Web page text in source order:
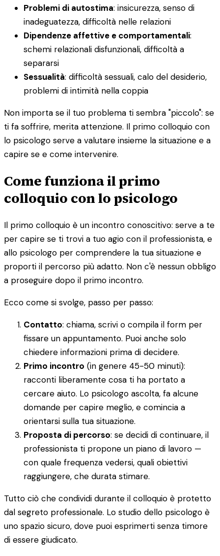
Problemi di autostima: insicurezza, senso di
inadeguatezza, difficoltà nelle relazioni
Dipendenze affettive e comportamentali:
schemi relazionali disfunzionali, difficoltà a
separarsi
Sessualità: difficoltà sessuali, calo del desiderio,
problemi di intimità nella coppia
Non importa se il tuo problema ti sembra "piccolo": se
ti fa soffrire, merita attenzione. Il primo colloquio con
lo psicologo serve a valutare insieme la situazione e a
capire se e come intervenire.
Come funziona il primo
colloquio con lo psicologo
Il primo colloquio è un incontro conoscitivo: serve a te
per capire se ti trovi a tuo agio con il professionista, e
allo psicologo per comprendere la tua situazione e
proporti il percorso più adatto. Non c'è nessun obbligo
a proseguire dopo il primo incontro.
Ecco come si svolge, passo per passo:
Contatto: chiama, scrivi o compila il form per
fissare un appuntamento. Puoi anche solo
chiedere informazioni prima di decidere.
Primo incontro (in genere 45-50 minuti):
racconti liberamente cosa ti ha portato a
cercare aiuto. Lo psicologo ascolta, fa alcune
domande per capire meglio, e comincia a
orientarsi sulla tua situazione.
Proposta di percorso: se decidi di continuare, il
professionista ti propone un piano di lavoro —
con quale frequenza vedersi, quali obiettivi
raggiungere, che durata stimare.
Tutto ciò che condividi durante il colloquio è protetto
dal segreto professionale. Lo studio dello psicologo è
uno spazio sicuro, dove puoi esprimerti senza timore
di essere giudicato.